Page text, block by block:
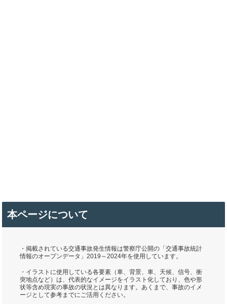
本ページについて
・掲載されている交通事故発生情報は警察庁公開の「交通事故統計
情報のオープンデータ」2019～2024年を使用しています。
・イラストに使用している各要素（車、背景、車、天候、信号、衝
突地点など）は、代表的なイメージをイラスト化しており、色や形
状等含め現実の事故の状況とは異なります。あくまで、事故のイメ
ージとして参考までにご活用ください。